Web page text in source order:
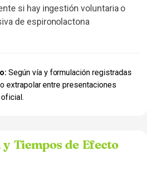
si hay ingestión voluntaria o
de espironolactona
Según vía y formulación registradas
extrapolar entre presentaciones
Tiempos de Efecto